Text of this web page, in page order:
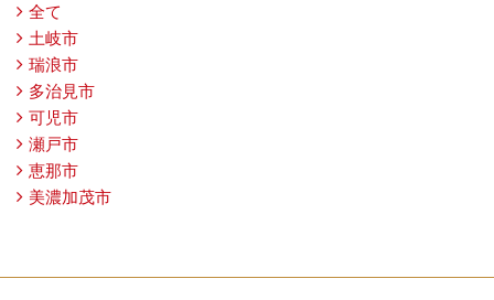
全て
土岐市
瑞浪市
多治見市
可児市
瀬戸市
恵那市
美濃加茂市